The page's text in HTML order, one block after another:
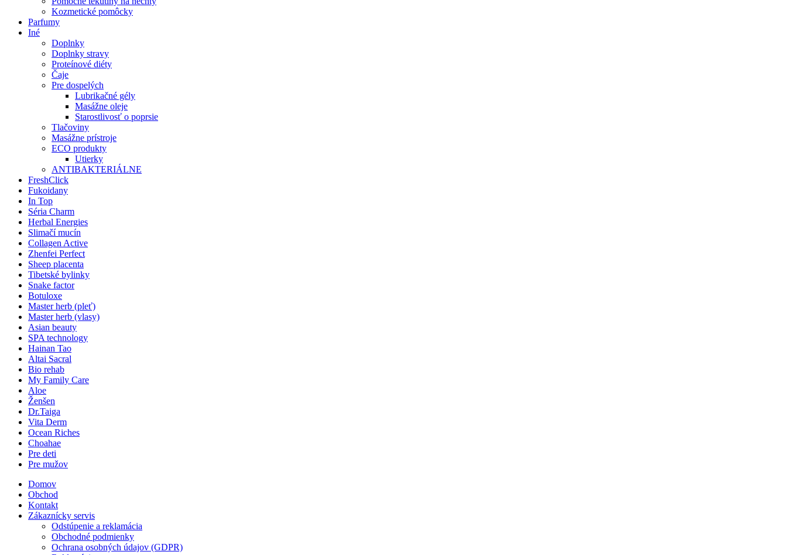
Kozmetické pomôcky
Parfumy
Iné
Doplnky
Doplnky stravy
Proteínové diéty
Čaje
Pre dospelých
Lubrikačné gély
Masážne oleje
Starostlivosť o poprsie
Tlačoviny
Masážne prístroje
ECO produkty
Utierky
ANTIBAKTERIÁLNE
FreshClick
Fukoidany
In Top
Séria Charm
Herbal Energies
Slimačí mucín
Collagen Active
Zhenfei Perfect
Sheep placenta
Tibetské bylinky
Snake factor
Botuloxe
Master herb (pleť)
Master herb (vlasy)
Asian beauty
SPA technology
Hainan Tao
Altai Sacral
Bio rehab
My Family Care
Aloe
Ženšen
Dr.Taiga
Vita Derm
Ocean Riches
Choahae
Pre deti
Pre mužov
Domov
Obchod
Kontakt
Zákaznícky servis
Odstúpenie a reklamácia
Obchodné podmienky
Ochrana osobných údajov (GDPR)